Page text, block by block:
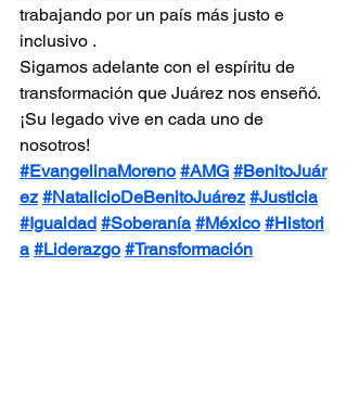
trabajando por un país más justo e
inclusivo .
Sigamos adelante con el espíritu de
transformación que Juárez nos enseñó.
¡Su legado vive en cada uno de
nosotros!
#EvangelinaMoreno #AMG #BenitoJuár
ez #NatalicioDeBenitoJuárez #Justicia
#Igualdad #Soberanía #México #Histori
a #Liderazgo #Transformación